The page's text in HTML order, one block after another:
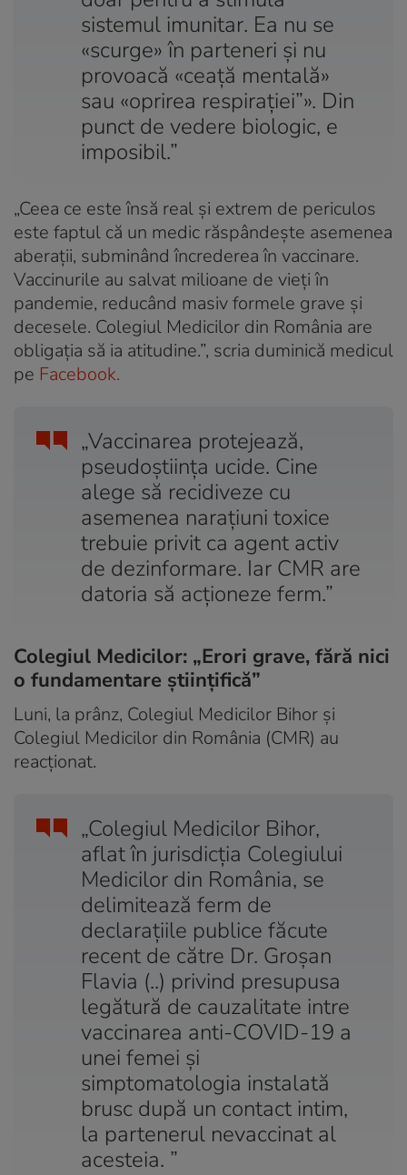
sistemul imunitar. Ea nu se
«scurge» în parteneri și nu
provoacă «ceață mentală»
sau «oprirea respirației”». Din
punct de vedere biologic, e
imposibil.”
„Ceea ce este însă real și extrem de periculos
este faptul că un medic răspândește asemenea
aberații, subminând încrederea în vaccinare.
Vaccinurile au salvat milioane de vieți în
pandemie, reducând masiv formele grave și
decesele. Colegiul Medicilor din România are
obligația să ia atitudine.”, scria duminică medicul
pe Facebook.
„Vaccinarea protejează,
pseudoștiința ucide. Cine
alege să recidiveze cu
asemenea narațiuni toxice
trebuie privit ca agent activ
de dezinformare. Iar CMR are
datoria să acționeze ferm.”
Colegiul Medicilor: „Erori grave, fără nici
o fundamentare științifică”
Luni, la prânz, Colegiul Medicilor Bihor și
Colegiul Medicilor din România (CMR) au
reacționat.
„Colegiul Medicilor Bihor,
aflat în jurisdicția Colegiului
Medicilor din România, se
delimitează ferm de
declarațiile publice făcute
recent de către Dr. Groșan
Flavia (..) privind presupusa
legătură de cauzalitate intre
vaccinarea anti-COVID-19 a
unei femei și
simptomatologia instalată
brusc după un contact intim,
la partenerul nevaccinat al
acesteia. ”